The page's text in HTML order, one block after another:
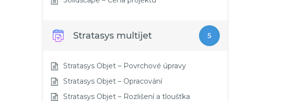
Stratasys multijet 5
Stratasys Objet – Povrchové úpravy
Stratasys Objet – Opracování
Stratasys Objet – Rozlišení a tloušťka